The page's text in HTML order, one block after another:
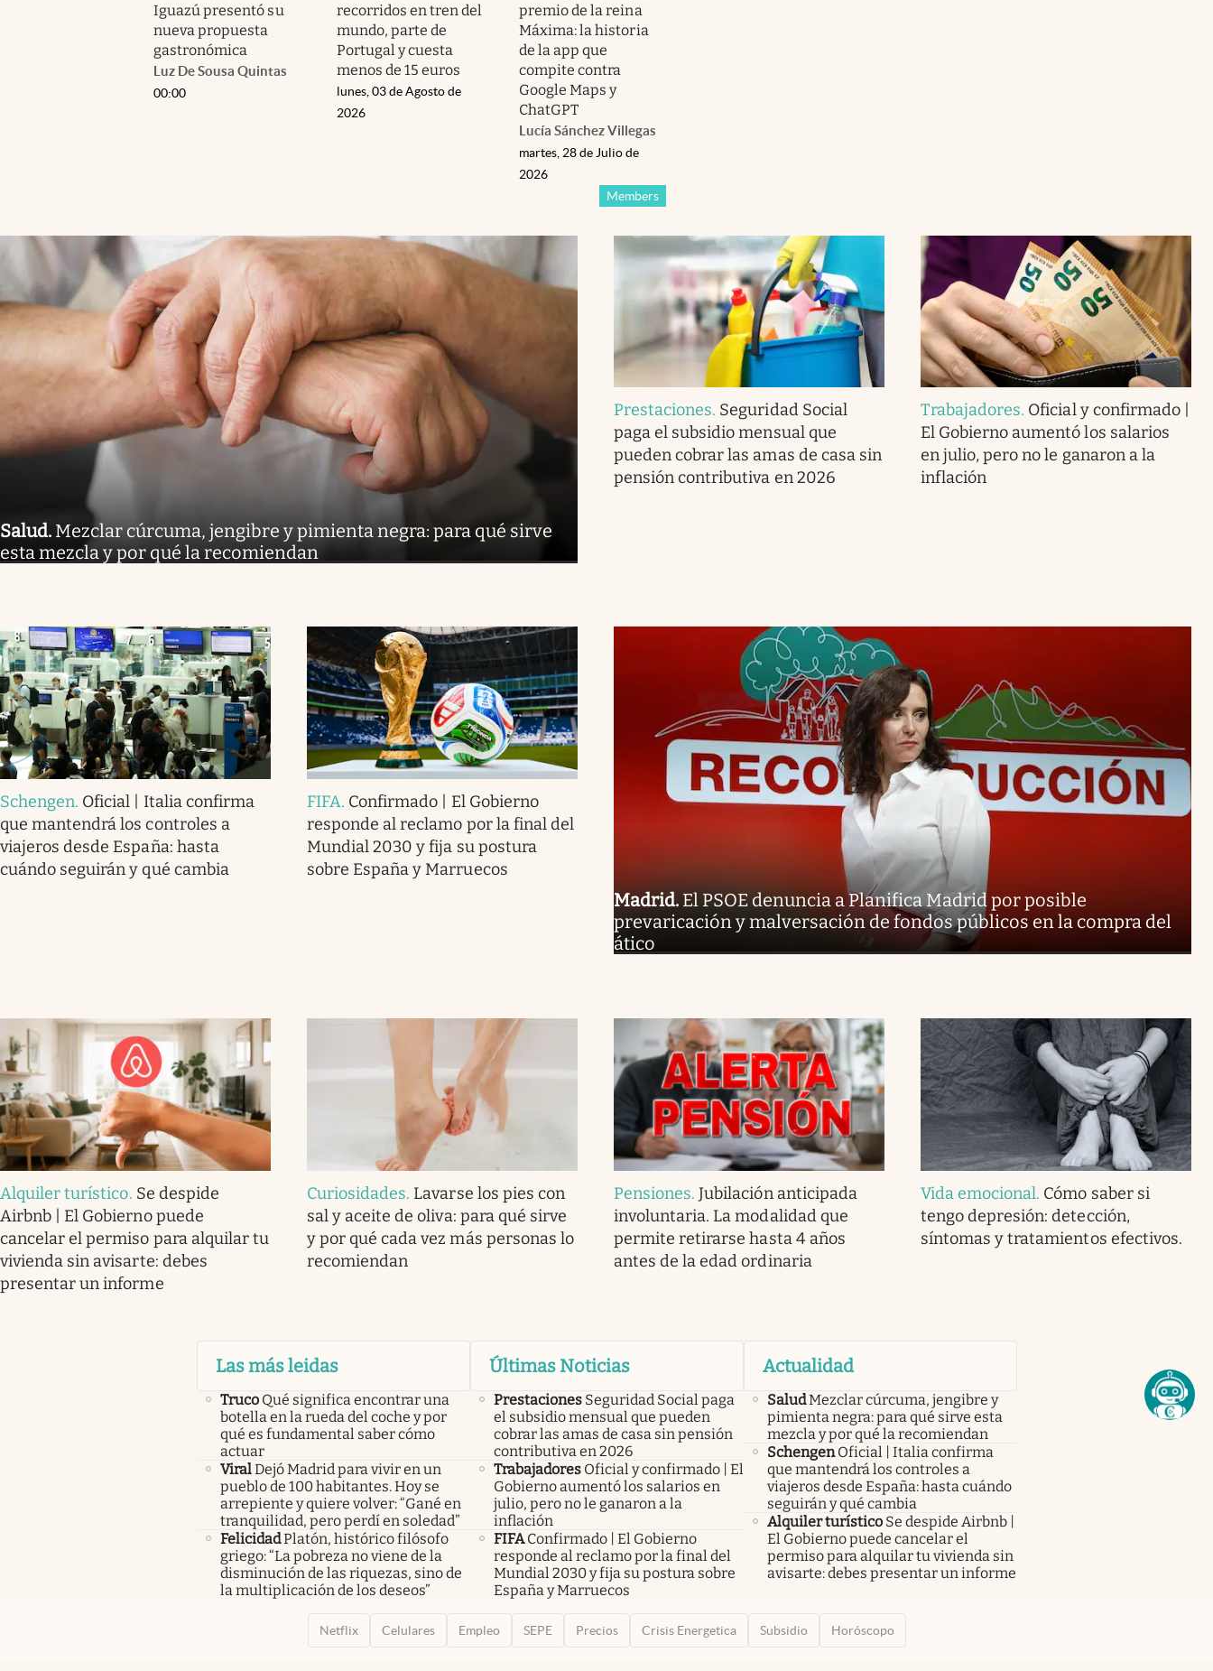
Iguazú presentó su
nueva propuesta
gastronómica
Luz De Sousa Quintas
00:00
recorridos en tren del
mundo, parte de
Portugal y cuesta
menos de 15 euros
lunes, 03 de Agosto de
2026
premio de la reina
Máxima: la historia
de la app que
compite contra
Google Maps y
ChatGPT
Lucía Sánchez Villegas
Members
martes, 28 de Julio de
2026
Salud. Mezclar cúrcuma, jengibre y pimienta negra: para qué sirve
esta mezcla y por qué la recomiendan
Prestaciones. Seguridad Social
paga el subsidio mensual que
pueden cobrar las amas de casa sin
pensión contributiva en 2026
Trabajadores. Oficial y confirmado |
El Gobierno aumentó los salarios
en julio, pero no le ganaron a la
inflación
Schengen. Oficial | Italia confirma
que mantendrá los controles a
viajeros desde España: hasta
cuándo seguirán y qué cambia
FIFA. Confirmado | El Gobierno
responde al reclamo por la final del
Mundial 2030 y fija su postura
sobre España y Marruecos
Madrid. El PSOE denuncia a Planifica Madrid por posible
prevaricación y malversación de fondos públicos en la compra del
ático
Alquiler turístico. Se despide
Airbnb | El Gobierno puede
cancelar el permiso para alquilar tu
vivienda sin avisarte: debes
presentar un informe
Curiosidades. Lavarse los pies con
sal y aceite de oliva: para qué sirve
y por qué cada vez más personas lo
recomiendan
Pensiones.Jubilación anticipada
involuntaria. La modalidad que
permite retirarse hasta 4 años
antes de la edad ordinaria
Vida emocional. Cómo saber si
tengo depresión: detección,
síntomas y tratamientos efectivos.
Las más leidas
Truco Qué significa encontrar una
botella en la rueda del coche y por
qué es fundamental saber cómo
actuar
ViralDejó Madrid para vivir en un
pueblo de 100 habitantes. Hoy se
arrepiente y quiere volver: “Gané en
tranquilidad, pero perdí en soledad”
FelicidadPlatón, histórico filósofo
griego: “La pobreza no viene de la
disminución de las riquezas, sino de
la multiplicación de los deseos”
Últimas Noticias
Prestaciones Seguridad Social paga
el subsidio mensual que pueden
cobrar las amas de casa sin pensión
contributiva en 2026
Trabajadores Oficial y confirmado | El
Gobierno aumentó los salarios en
julio, pero no le ganaron a la
inflación
FIFA Confirmado | El Gobierno
responde al reclamo por la final del
Mundial 2030 y fija su postura sobre
España y Marruecos
Actualidad
SaludMezclar cúrcuma, jengibre y
pimienta negra: para qué sirve esta
mezcla y por qué la recomiendan
Schengen Oficial | Italia confirma
que mantendrá los controles a
viajeros desde España: hasta cuándo
seguirán y qué cambia
Alquiler turístico Se despide Airbnb |
El Gobierno puede cancelar el
permiso para alquilar tu vivienda sin
avisarte: debes presentar un informe
Netflix Celulares Empleo SEPE Precios Crisis Energetica Subsidio Horóscopo